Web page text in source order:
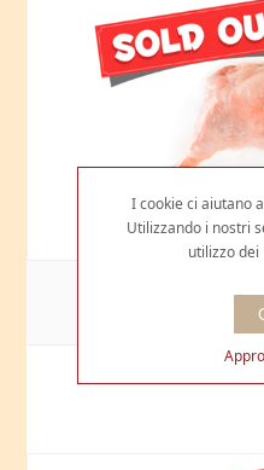
I cookie ci aiutano
Utilizzando i nostri
utilizzo